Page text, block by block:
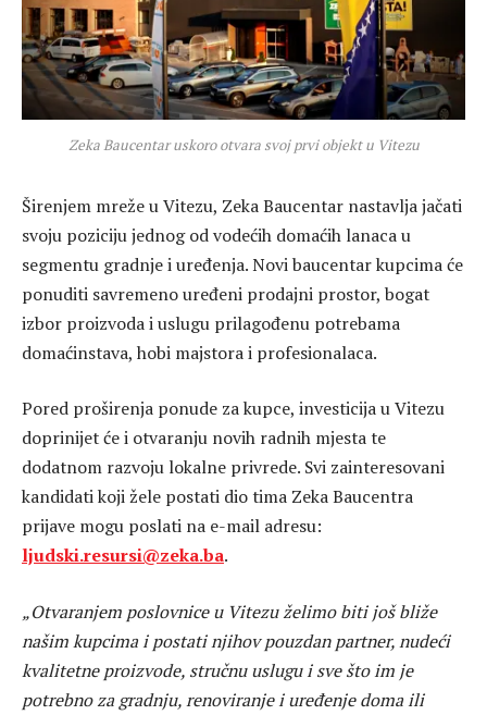
Zeka Baucentar uskoro otvara svoj prvi objekt u Vitezu
Širenjem mreže u Vitezu, Zeka Baucentar nastavlja jačati
svoju poziciju jednog od vodećih domaćih lanaca u
segmentu gradnje i uređenja. Novi baucentar kupcima će
ponuditi savremeno uređeni prodajni prostor, bogat
izbor proizvoda i uslugu prilagođenu potrebama
domaćinstava, hobi majstora i profesionalaca.
Pored proširenja ponude za kupce, investicija u Vitezu
doprinijet će i otvaranju novih radnih mjesta te
dodatnom razvoju lokalne privrede. Svi zainteresovani
kandidati koji žele postati dio tima Zeka Baucentra
prijave mogu poslati na e-mail adresu:
ljudski.resursi@zeka.ba.
„Otvaranjem poslovnice u Vitezu želimo biti još bliže
našim kupcima i postati njihov pouzdan partner, nudeći
kvalitetne proizvode, stručnu uslugu i sve što im je
potrebno za gradnju, renoviranje i uređenje doma ili